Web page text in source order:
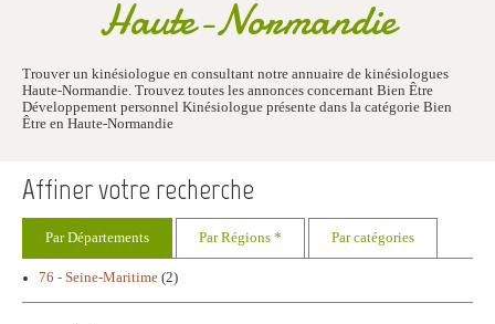
Haute-Normandie
Trouver un kinésiologue en consultant notre annuaire de kinésiologues
Haute-Normandie. Trouvez toutes les annonces concernant Bien Être
Développement personnel Kinésiologue présente dans la catégorie Bien
Être en Haute-Normandie
Affiner votre recherche
Par Départements Par Régions * Par catégories
76 - Seine-Maritime (2)